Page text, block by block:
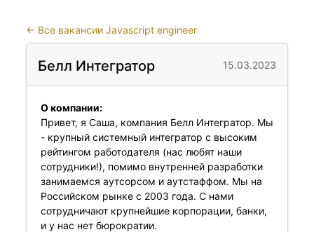
← Все вакансии Javascript engineer
Белл Интегратор 15.03.2023
О компании:
Привет, я Саша, компания Белл Интегратор. Мы
- крупный системный интегратор с высоким
рейтингом работодателя (нас любят наши
сотрудники!), помимо внутренней разработки
занимаемся аутсорсом и аутстаффом. Мы на
Российском рынке с 2003 года. С нами
сотрудничают крупнейшие корпорации, банки,
и у нас нет бюрократии.